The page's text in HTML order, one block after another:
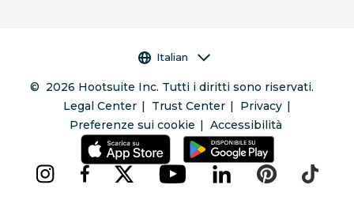
Selettore della lingua
Italian
© 2026 Hootsuite Inc. Tutti i diritti sono riservati.
Legal Center
Trust Center
Privacy
Preferenze sui cookie
Accessibilità